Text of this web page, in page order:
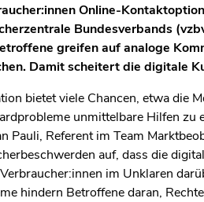
Online-
Bundesverbands
greifen auf analoge
Damit scheitert die digitale
bietet viele Chancen, etwa die
unmittelbare Hilfen zu
Pauli, Referent im Team
auf, dass die
im Unklaren
hindern Betroffene daran,